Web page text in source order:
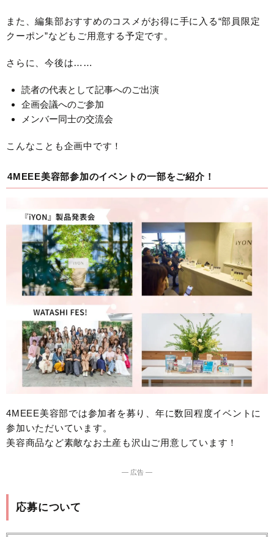
また、編集部おすすめのコスメがお得に手に入る“部員限定
クーポン”などもご用意する予定です。
さらに、今後は……
読者の代表として記事へのご出演
企画会議へのご参加
メンバー同士の交流会
こんなことも企画中です！
4MEEE美容部参加のイベントの一部をご紹介！
4MEEE美容部では参加者を募り、年に数回程度イベントに
参加いただいています。
美容商品など素敵なお土産も沢山ご用意しています！
― 広告 ―
応募について